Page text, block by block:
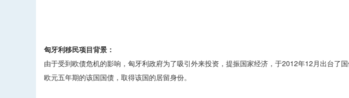
匈牙利移民项目背景：
由于受到欧债危机的影响，匈牙利政府为了吸引外来投资，提振国家经济，于2012年12月出台了
欧元五年期的该国国债，取得该国的居留身份。